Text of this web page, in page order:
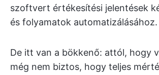
szoftvert értékesítési jelentések
és folyamatok automatizálásához.
De itt van a bökkenő: attól, hogy
még nem biztos, hogy teljes